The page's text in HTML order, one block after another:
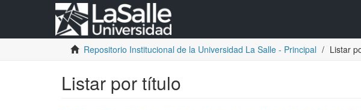
Repositorio Institucional de la Universidad La Salle - Principal Listar
Listar por título